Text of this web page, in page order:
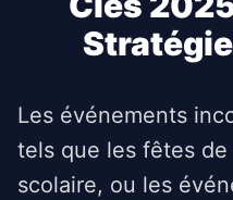
Les événements
tels que les fêtes
scolaire, ou les